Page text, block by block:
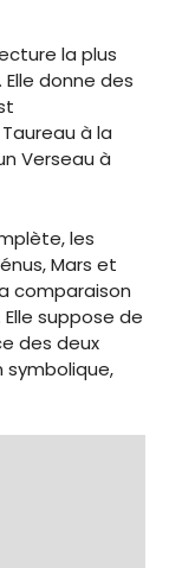
la plus
donne des
à la
Verseau à
les
Mars et
comparaison
suppose de
des deux